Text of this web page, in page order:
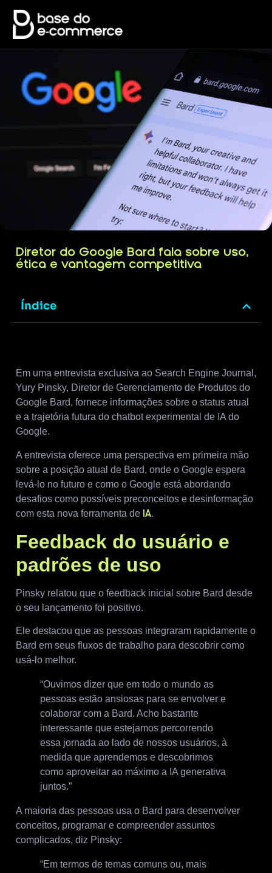
Diretor do Google Bard fala sobre uso,
ética e vantagem competitiva
Índice
Em uma entrevista exclusiva ao Search Engine Journal,
Yury Pinsky, Diretor de Gerenciamento de Produtos do
Google Bard, fornece informações sobre o status atual
e a trajetória futura do chatbot experimental de IA do
Google.
A entrevista oferece uma perspectiva em primeira mão
sobre a posição atual de Bard, onde o Google espera
levá-lo no futuro e como o Google está abordando
desafios como possíveis preconceitos e desinformação
com esta nova ferramenta de IA.
Feedback do usuário e
padrões de uso
Pinsky relatou que o feedback inicial sobre Bard desde
o seu lançamento foi positivo.
Ele destacou que as pessoas integraram rapidamente o
Bard em seus fluxos de trabalho para descobrir como
usá-lo melhor.
“Ouvimos dizer que em todo o mundo as
pessoas estão ansiosas para se envolver e
colaborar com a Bard. Acho bastante
interessante que estejamos percorrendo
essa jornada ao lado de nossos usuários, à
medida que aprendemos e descobrimos
como aproveitar ao máximo a IA generativa
juntos.”
A maioria das pessoas usa o Bard para desenvolver
conceitos, programar e compreender assuntos
complicados, diz Pinsky:
“Em termos de temas comuns ou, mais